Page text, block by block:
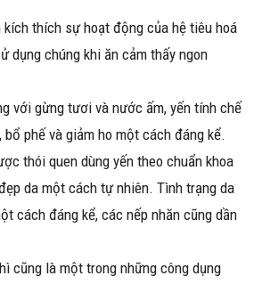
kích thích sự hoạt động của hệ tiêu hoá
dụng chúng khi ăn cảm thấy ngon
với gừng tươi và nước ấm, yến tính chế
phế và giảm ho một cách đáng kể.
thói quen dùng yến theo chuẩn khoa
da một cách tự nhiên. Tình trạng da
cách đáng kể, các nếp nhăn cũng dần
cũng là một trong những công dụng